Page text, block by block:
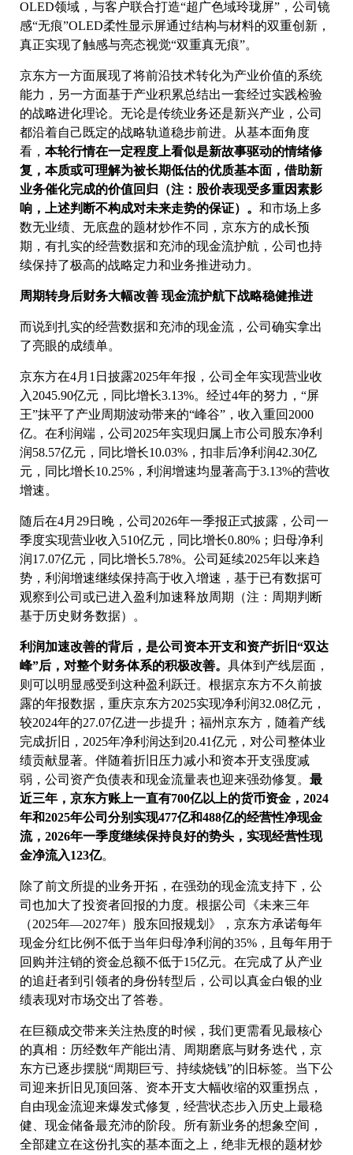
OLED领域，与客户联合打造“超广色域玲珑屏”，公司镜
感“无痕”OLED柔性显示屏通过结构与材料的双重创新，
真正实现了触感与亮态视觉“双重真无痕”。
京东方一方面展现了将前沿技术转化为产业价值的系统
能力，另一方面基于产业积累总结出一套经过实践检验
的战略进化理论。无论是传统业务还是新兴产业，公司
都沿着自己既定的战略轨道稳步前进。从基本面角度
看， 本轮行情在一定程度上看似是新故事驱动的情绪修
复，本质或可理解为被长期低估的优质基本面，借助新
业务催化完成的价值回归（注：股价表现受多重因素影
响，上述判断不构成对未来走势的保证）。 和市场上多
数无业绩、无底盘的题材炒作不同，京东方的成长预
期，有扎实的经营数据和充沛的现金流护航，公司也持
续保持了极高的战略定力和业务推进动力。
周期转身后财务大幅改善 现金流护航下战略稳健推进
而说到扎实的经营数据和充沛的现金流，公司确实拿出
了亮眼的成绩单。
京东方在4月1日披露2025年年报，公司全年实现营业收
入2045.90亿元，同比增长3.13%。经过4年的努力，“屏
王”抹平了产业周期波动带来的“峰谷”，收入重回2000
亿。在利润端，公司2025年实现归属上市公司股东净利
润58.57亿元，同比增长10.03%，扣非后净利润42.30亿
元，同比增长10.25%，利润增速均显著高于3.13%的营收
增速。
随后在4月29日晚，公司2026年一季报正式披露，公司一
季度实现营业收入510亿元，同比增长0.80%；归母净利
润17.07亿元，同比增长5.78%。公司延续2025年以来趋
势，利润增速继续保持高于收入增速，基于已有数据可
观察到公司或已进入盈利加速释放周期（注：周期判断
基于历史财务数据）。
利润加速改善的背后，是公司资本开支和资产折旧“双达
峰”后，对整个财务体系的积极改善。 具体到产线层面，
则可以明显感受到这种盈利跃迁。根据京东方不久前披
露的年报数据，重庆京东方2025实现净利润32.08亿元，
较2024年的27.07亿进一步提升；福州京东方，随着产线
完成折旧，2025年净利润达到20.41亿元，对公司整体业
绩贡献显著。伴随着折旧压力减小和资本开支强度减
弱，公司资产负债表和现金流量表也迎来强劲修复。 最
近三年，京东方账上一直有700亿以上的货币资金，2024
年和2025年公司分别实现477亿和488亿的经营性净现金
流，2026年一季度继续保持良好的势头，实现经营性现
金净流入123亿。
除了前文所提的业务开拓，在强劲的现金流支持下，公
司也加大了投资者回报的力度。根据公司《未来三年
（2025年—2027年）股东回报规划》，京东方承诺每年
现金分红比例不低于当年归母净利润的35%，且每年用于
回购并注销的资金总额不低于15亿元。在完成了从产业
的追赶者到引领者的身份转型后，公司以真金白银的业
绩表现对市场交出了答卷。
在巨额成交带来关注热度的时候，我们更需看见最核心
的真相：历经数年产能出清、周期磨底与财务迭代，京
东方已逐步摆脱“周期巨亏、持续烧钱”的旧标签。当下公
司迎来折旧见顶回落、资本开支大幅收缩的双重拐点，
自由现金流迎来爆发式修复，经营状态步入历史上最稳
健、现金储备最充沛的阶段。所有新业务的想象空间，
全部建立在这份扎实的基本面之上，绝非无根的题材炒